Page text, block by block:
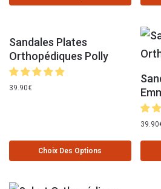
Sandales Plates
Orthopédiques Polly
39.90€
Choix Des Options
39.90